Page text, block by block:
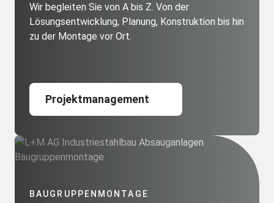
Wir begleiten Sie von A bis Z. Von der
Lösungsentwicklung, Planung, Konstruktion bis hin
zu der Montage vor Ort.
Projektmanagement
BAUGRUPPENMONTAGE